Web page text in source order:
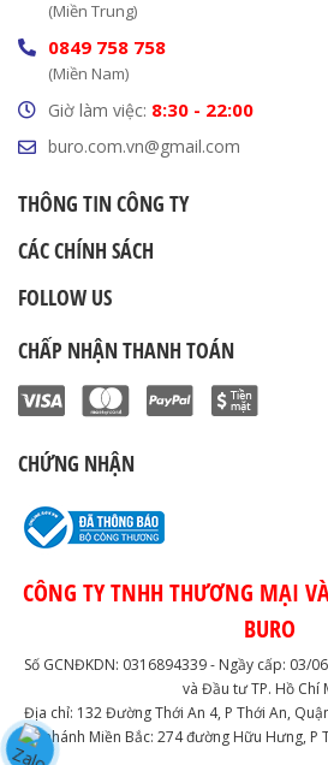
(Miền Trung)
0849 758 758
(Miền Nam)
Giờ làm việc: 8:30 - 22:00
buro.com.vn@gmail.com
THÔNG TIN CÔNG TY
CÁC CHÍNH SÁCH
FOLLOW US
CHẤP NHẬN THANH TOÁN
CHỨNG NHẬN
CÔNG TY TNHH THƯƠNG MẠI
BURO
Số GCNĐKDN: 0316894339 - Ngầy cấp: 03/
và Đầu tư TP. Hồ Chí
Địa chỉ: 132 Đường Thới An 4, P Thới An,
Chi nhánh Miền Bắc: 274 đường Hữu Hưng, P